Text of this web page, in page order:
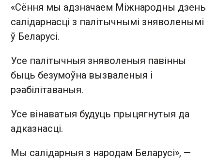
«Сёння мы адзначаем Міжнародны дзень
салідарнасці з палітычнымі зняволенымі
ў Беларусі.
Усе палітычныя зняволеныя павінны
быць безумоўна вызваленыя і
рэабілітаваныя.
Усе вінаватыя будуць прыцягнутыя да
адказнасці.
Мы салідарныя з народам Беларусі», —